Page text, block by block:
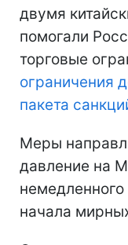
двумя
помогали
торговые
ограничения
пакета
Меры
давление на
начала